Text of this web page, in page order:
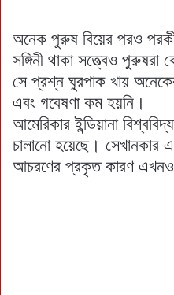
অনেক পুরুষ বিয়ের পরও
সঙ্গিনী থাকা সত্ত্বেও
সে প্রশ্ন ঘুরপাক খায়
এবং গবেষণা কম হয়নি।
আমেরিকার ইন্ডিয়ানা
চালানো হয়েছে। সেখানকার
আচরণের প্রকৃত কারণ এখনও